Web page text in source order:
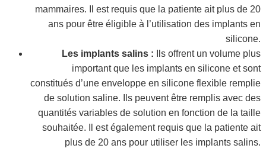
mammaires. Il est requis que la patiente ait plus de 20
ans pour être éligible à l’utilisation des implants en
silicone.
Les implants salins : Ils offrent un volume plus
important que les implants en silicone et sont
constitués d’une enveloppe en silicone flexible remplie
de solution saline. Ils peuvent être remplis avec des
quantités variables de solution en fonction de la taille
souhaitée. Il est également requis que la patiente ait
plus de 20 ans pour utiliser les implants salins.